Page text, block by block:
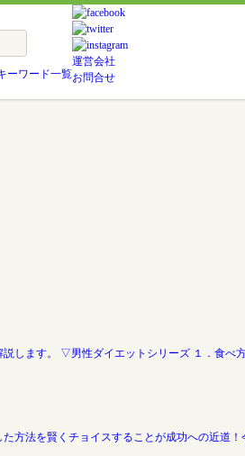
ーワード一覧
運営会社
お問合せ
します。 ▽男性ダイエットシリーズ １．食べ
方法を賢くチョイスすることが成功への近道